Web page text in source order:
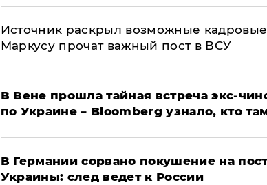
​Источник раскрыл возможные
Маркусу прочат важный пост в ВСУ
В Вене прошла тайная встреча экс-
по Украине – Bloomberg узнало, кто
​В Германии сорвано покушение на
Украины: след ведет к России